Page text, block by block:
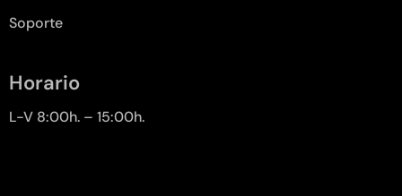
Soporte
Horario
L-V 8:00h. – 15:00h.